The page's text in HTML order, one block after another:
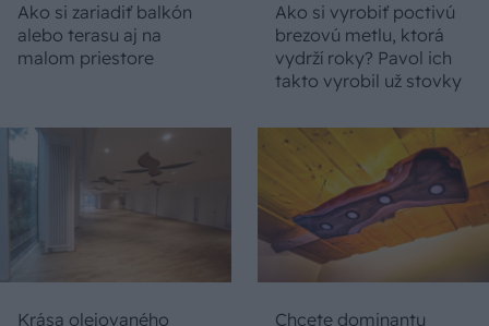
Ako si zariadiť balkón
alebo terasu aj na
malom priestore
Ako si vyrobiť poctivú
brezovú metlu, ktorá
vydrží roky? Pavol ich
takto vyrobil už stovky
Krása olejovaného
Chcete dominantu